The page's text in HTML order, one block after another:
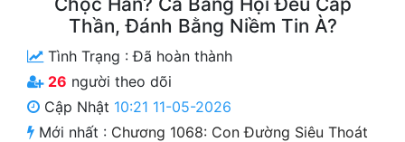
Cạnh Kỹ
Cổ Tiên Hiệp
Thần, Đánh Bằng Niềm Tin À?
Tình Trạng :Đã hoàn thành
26 người theo dõi
Cập Nhật 10:21 11-05-2026
Mới nhất : Chương 1068: Con Đường Siêu Thoát